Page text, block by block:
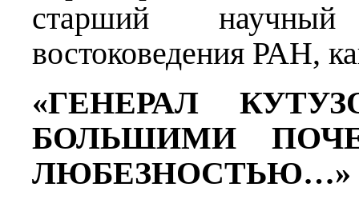
старший научный
востоковедения РАН,
«ГЕНЕРАЛ
БОЛЬШИМИ
ЛЮБЕЗНОСТЬЮ…»